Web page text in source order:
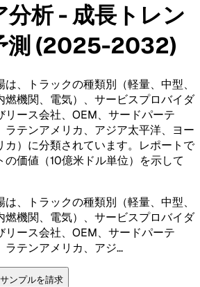
分析 - 成長トレン
測 (2025-2032)
は、トラックの種類別（軽量、中型、
燃機関、電気）、サービスプロバイダ
リース会社、OEM、サードパーテ
ラテンアメリカ、アジア太平洋、ヨー
カ）に分類されています。レポートで
の価値（10億米ドル単位）を示して
は、トラックの種類別（軽量、中型、
燃機関、電気）、サービスプロバイダ
リース会社、OEM、サードパーテ
ラテンアメリカ、アジ...
ンプルを請求